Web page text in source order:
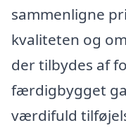
sammenligne
kvaliteten og
der tilbydes af
færdigbygget
værdifuld